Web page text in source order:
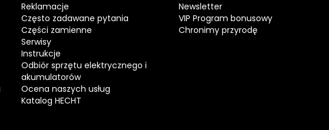
Reklamacje
Często zadawane pytania
Części zamienne
Serwisy
Instrukcje
Odbiór sprzętu elektrycznego i
akumulatorów
Ocena naszych usług
Katalog HECHT
Newsletter
VIP Program bonusowy
Chronimy przyrodę